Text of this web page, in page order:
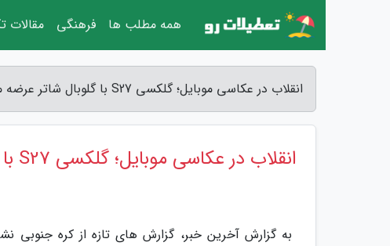
انقلاب در عکاسی موبایل؛ گلکسی S27 با گلوبال شاتر عرضه می گردد - آخرین خبر
انقلاب در عکاسی موبایل؛ گلکسی S27 با گلوبال شاتر عرضه می گردد
به گزارش آخرین خبر، گزارش های تازه از کره جنوبی
همه مطلب ها فرهنگی مقالات